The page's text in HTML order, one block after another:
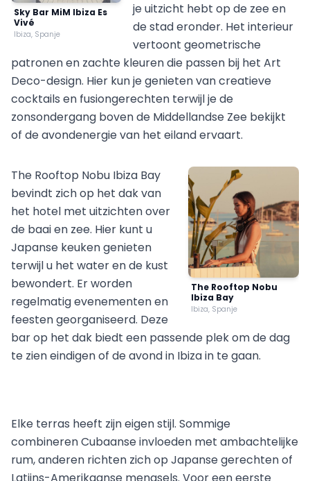
Sky Bar MiM Ibiza Es
Vivé
Ibiza, Spanje
je uitzicht hebt op de zee en
de stad eronder. Het interieur
vertoont geometrische
patronen en zachte kleuren die passen bij het Art
Deco-design. Hier kun je genieten van creatieve
cocktails en fusiongerechten terwijl je de
zonsondergang boven de Middellandse Zee bekijkt
of de avondenergie van het eiland ervaart.
The Rooftop Nobu
Ibiza Bay
Ibiza, Spanje
The Rooftop Nobu Ibiza Bay
bevindt zich op het dak van
het hotel met uitzichten over
de baai en zee. Hier kunt u
Japanse keuken genieten
terwijl u het water en de kust
bewondert. Er worden
regelmatig evenementen en
feesten georganiseerd. Deze
bar op het dak biedt een passende plek om de dag
te zien eindigen of de avond in Ibiza in te gaan.
Elke terras heeft zijn eigen stijl. Sommige
combineren Cubaanse invloeden met ambachtelijke
rum, anderen richten zich op Japanse gerechten of